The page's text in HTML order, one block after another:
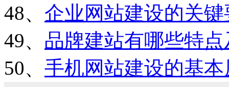
48、 企业网站建设的关
49、 品牌建站有哪些特
50、 手机网站建设的基本